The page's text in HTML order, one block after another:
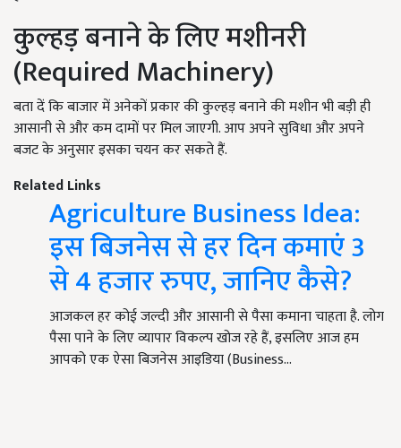
कुल्हड़ बनाने के लिए मशीनरी
(Required Machinery)
बता दें कि बाजार में अनेकों प्रकार की कुल्हड़ बनाने की मशीन भी बड़ी ही
आसानी से और कम दामों पर मिल जाएगी. आप अपने सुविधा और अपने
बजट के अनुसार इसका चयन कर सकते हैं.
Related Links
Agriculture Business Idea:
इस बिजनेस से हर दिन कमाएं 3
से 4 हजार रुपए, जानिए कैसे?
आजकल हर कोई जल्दी और आसानी से पैसा कमाना चाहता है. लोग
पैसा पाने के लिए व्यापार विकल्प खोज रहे हैं, इसलिए आज हम
आपको एक ऐसा बिजनेस आइडिया (Business…